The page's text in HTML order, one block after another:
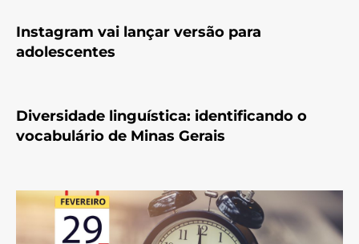
Instagram vai lançar versão para
adolescentes
Diversidade linguística: identificando o
vocabulário de Minas Gerais